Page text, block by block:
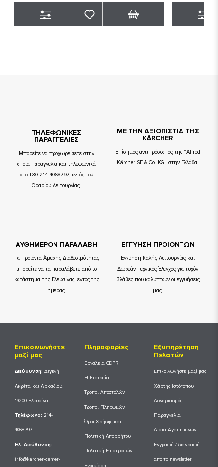
TΗΛΕΦΩΝΙΚΕΣ
ΠΑΡΑΓΓΕΛΙΕΣ
Μπορείτε να προχωρείσετε στην
όποια παραγγελία και τηλεφωνικά
στο +30 214-4068797, εντός του
Ωραρίου Λειτουργίας.
ΜΕ ΤΗΝ ΑΞΙΟΠΙΣΤΙΑ ΤΗΣ
KÄRCHER
Επίσημος αντιπρόσωπος της "Alfred
Kärcher SE & Co. KG" στην Ελλάδα.
ΑΥΘΗΜΕΡΟΝ ΠΑΡΑΛΑΒΗ
Τα προϊόντα Άμεσης Διαθεσιμότητας
μπορείτε να τα παραλάβετε από το
κατάστημα της Ελευσίνας, εντός της
ημέρας.
ΕΓΓΥΗΣΗ ΠΡΟΙΟΝΤΩΝ
Εγγύηση Καλής Λειτουργίας και
Δωρεάν Τεχνικός Έλεγχος για τυχόν
βλάβες που καλύπτουν οι εγγυήσεις
μας.
Επικοινωνήστε
μαζί μας
Διεύθυνση: Διγενή
Ακρίτα και Αρκαδίου,
19200 Ελευσίνα
Tηλέφωνο: 214-
4068797
Ηλ. Διεύθυνση:
info@karcher-center-
Πληροφορίες
Εργαλεία GDPR
Η Εταιρεία
Τρόποι Αποστολών
Τρόποι Πληρωμών
Όροι Χρήσης και
Πολιτική Απορρήτου
Πολιτική Επιστροφών
Ενοικίαση
Εξυπηρέτηση
Πελατών
Επικοινωνήστε μαζί μας
Χάρτης Ιστότοπου
Λογαριασμός
Παραγγελία
Λίστα Αγαπημένων
Εγγραφή / διαγραφή
απο το newsletter